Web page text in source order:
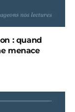
: quand
menace